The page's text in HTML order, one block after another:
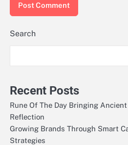
Search
Recent Posts
Rune Of The Day Bringing
Reflection
Growing Brands Through Smart
Strategies